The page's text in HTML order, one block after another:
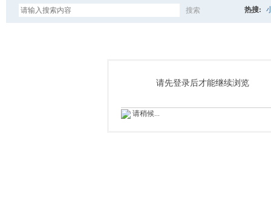
搜索
索
热搜:
请先登录后才能继续浏览
请稍候...